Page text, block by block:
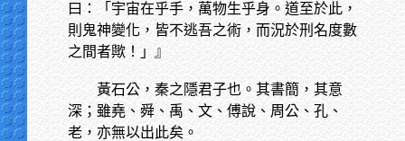
曰：「宇宙在乎手，萬物生乎身。道至於此，
則鬼神變化，皆不逃吾之術，而況於刑名度數
之間者歟！」』
黃石公，秦之隱君子也。其書簡，其意
深；雖堯、舜、禹、文、傅說、周公、孔、
老，亦無以出此矣。